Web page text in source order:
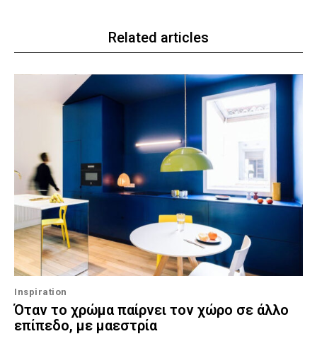
Related articles
Inspiration
Όταν το χρώμα παίρνει τον χώρο σε άλλο
επίπεδο, με μαεστρία